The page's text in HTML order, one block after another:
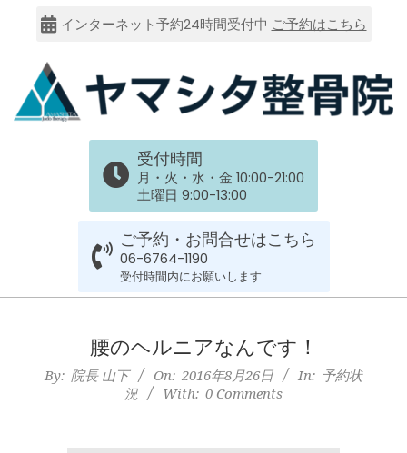
content
インターネット予約24時間受付中 ご予約はこちら
大
谷
上
受付時間
月・火・水・金 10:00-21:00
土曜日 9:00-13:00
ご予約・お問合せはこちら
06-6764-1190
受付時間内にお願いします
腰のヘルニアなんです！
By: 院長 山下 On: 2016年8月26日 In: 予約状
況
With: 0 Comments